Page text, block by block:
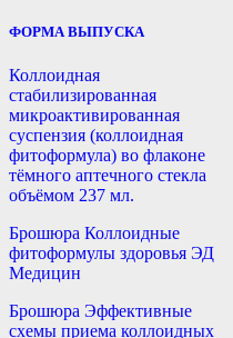
ФОРМА ВЫПУСКА
Коллоидная
стабилизированная
микроактивированная
суспензия (коллоидная
фитоформула) во флаконе
тёмного аптечного стекла
объёмом 237 мл.
Брошюра Коллоидные
фитоформулы здоровья ЭД
Медицин
Брошюра Эффективные
схемы приема коллоидных